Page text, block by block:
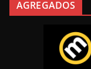
AGREGADOS